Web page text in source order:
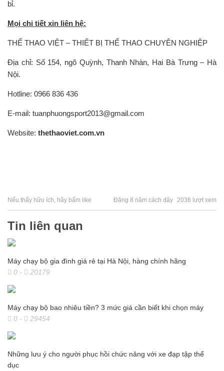
bỉ.
Mọi chi tiết xin liên hệ:
THỂ THAO VIỆT – THIẾT BỊ THỂ THAO CHUYÊN NGHIỆP
Địa chỉ: Số 154, ngõ Quỳnh, Thanh Nhàn, Hai Bà Trưng – Hà
Nội.
Hotline: 0966 836 436
E-mail: tuanphuongsport2013@gmail.com
Website: thethaoviet.com.vn
Nếu thấy hữu ích, hãy bấm like Đăng 8 năm cách đây 2036 lượt xem
Tin liên quan
Máy chạy bộ gia đình giá rẻ tại Hà Nội, hàng chính hãng
0 - 20179
Máy chạy bộ bao nhiêu tiền? 3 mức giá cần biết khi chọn máy
0 - 29454
Những lưu ý cho người phục hồi chức năng với xe đạp tập thể
dục